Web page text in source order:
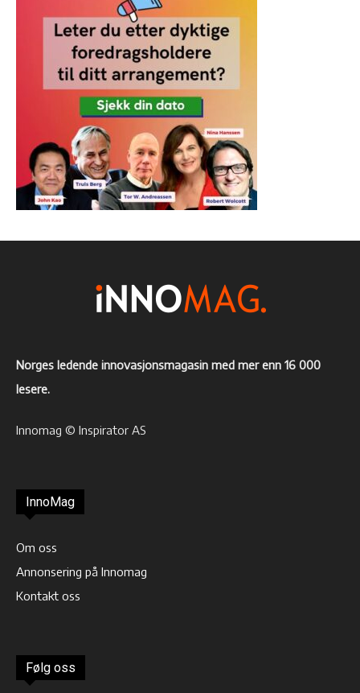
Norges ledende innovasjonsmagasin med mer enn 16 000
lesere.
Innomag © Inspirator AS
InnoMag
Om oss
Annonsering på Innomag
Kontakt oss
Følg oss